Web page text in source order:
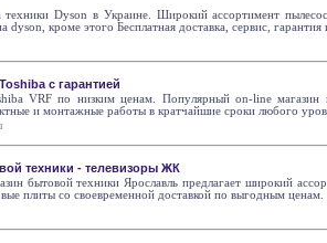
Dyson в Украине. Широкий ассортимент
dyson, кроме этого Бесплатная доставка, сервис,
с гарантией
VRF по низким ценам. Популярный on-line магазин
и монтажные работы в кратчайшие сроки любого
техники - телевизоры ЖК
бытовой техники Ярославль предлагает широкий
плиты со своевременной доставкой по выгодным ценам.